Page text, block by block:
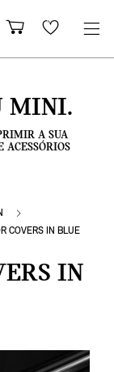
Carrinho
de
Wishlist
MINI.
A SUA
COVERS IN BLUE
IN